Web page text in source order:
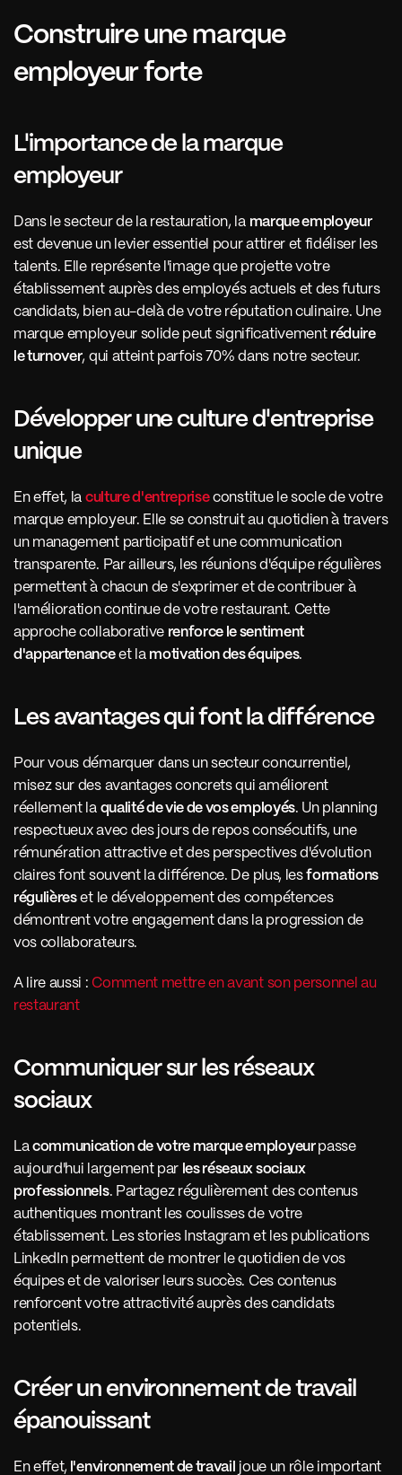
Construire une marque
employeur forte
L'importance de la marque
employeur
Dans le secteur de la restauration, la marque employeur
est devenue un levier essentiel pour attirer et fidéliser les
talents. Elle représente l'image que projette votre
établissement auprès des employés actuels et des futurs
candidats, bien au-delà de votre réputation culinaire. Une
marque employeur solide peut significativement réduire
le turnover, qui atteint parfois 70% dans notre secteur.
Développer une culture d'entreprise
unique
En effet, la culture d'entreprise constitue le socle de votre
marque employeur. Elle se construit au quotidien à travers
un management participatif et une communication
transparente. Par ailleurs, les réunions d'équipe régulières
permettent à chacun de s'exprimer et de contribuer à
l'amélioration continue de votre restaurant. Cette
approche collaborative renforce le sentiment
d'appartenance et la motivation des équipes.
Les avantages qui font la différence
Pour vous démarquer dans un secteur concurrentiel,
misez sur des avantages concrets qui améliorent
réellement la qualité de vie de vos employés. Un planning
respectueux avec des jours de repos consécutifs, une
rémunération attractive et des perspectives d'évolution
claires font souvent la différence. De plus, les formations
régulières et le développement des compétences
démontrent votre engagement dans la progression de
vos collaborateurs.
A lire aussi : Comment mettre en avant son personnel au
restaurant
Communiquer sur les réseaux
sociaux
La communication de votre marque employeur passe
aujourd'hui largement par les réseaux sociaux
professionnels. Partagez régulièrement des contenus
authentiques montrant les coulisses de votre
établissement. Les stories Instagram et les publications
LinkedIn permettent de montrer le quotidien de vos
équipes et de valoriser leurs succès. Ces contenus
renforcent votre attractivité auprès des candidats
potentiels.
Créer un environnement de travail
épanouissant
En effet, l'environnement de travail joue un rôle important